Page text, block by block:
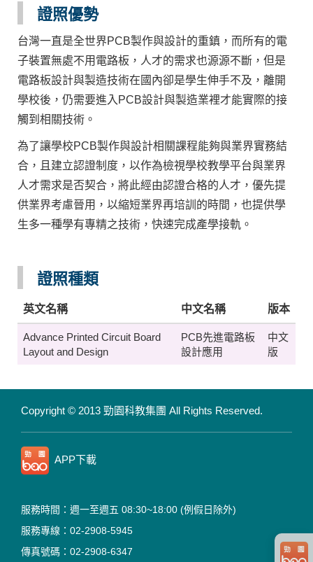
證照優勢
台灣一直是全世界PCB製作與設計的重鎮，而所有的電
子裝置無處不用電路板，人才的需求也源源不斷，但是
電路板設計與製造技術在國內卻是學生伸手不及，離開
學校後，仍需要進入PCB設計與製造業裡才能實際的接
觸到相關技術。
為了讓學校PCB製作與設計相關課程能夠與業界實務結
合，且建立認證制度，以作為檢視學校教學平台與業界
人才需求是否契合，將此經由認證合格的人才，優先提
供業界考慮晉用，以縮短業界再培訓的時間，也提供學
生多一種學有專精之技術，快速完成產學接軌。
證照種類
英文名稱 中文名稱 版本
Advance Printed Circuit Board
Layout and Design
PCB先進電路板
設計應用
中文
版
Copyright © 2013 勁園科教集團 All Rights Reserved.
APP下載
服務時間：週一至週五 08:30~18:00 (例假日除外)
服務專線：02-2908-5945
傳真號碼：02-2908-6347